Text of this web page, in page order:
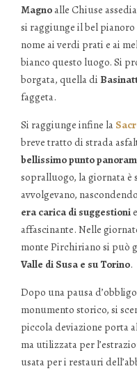
Magno alle Chiuse
si raggiunge il bel
nome ai verdi prati e ai
bianco questo luogo. Si
borgata, quella di
faggeta.
Si raggiunge infine la
breve tratto di strada
bellissimo punto
sopralluogo, la giornata
avvolgevano,
era carica di suggestioni
affascinante. Nelle
monte Pirchiriano si può
Valle di Susa e su Torino.
Dopo una pausa
monumento storico, si
piccola deviazione porta
ma utilizzata per
usata per i restauri